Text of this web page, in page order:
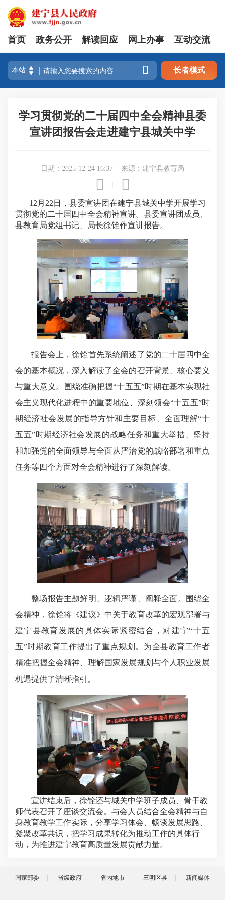
首页 政务公开 解读回应 网上办事 互动交流
 长者模式
学习贯彻党的二十届四中全会精神县委
宣讲团报告会走进建宁县城关中学
日期：2025-12-24 16:37 来源：建宁县教育局
 
12月22日，县委宣讲团在建宁县城关中学开展学习
贯彻党的二十届四中全会精神宣讲。县委宣讲团成员、
县教育局党组书记、局长徐铨作宣讲报告。
报告会上，徐铨首先系统阐述了党的二十届四中全
会的基本概况，深入解读了全会的召开背景、核心要义
与重大意义。围绕准确把握“十五五”时期在基本实现社
会主义现代化进程中的重要地位‌、深刻领会“十五五”时
期经济社会发展的指导方针和主要目标‌、‌全面理解“十
五五”时期经济社会发展的战略任务和重大举措‌、 坚持
和加强党的全面领导与全面从严治党的战略部署和重点
任务‌等四个方面对全会精神进行了深刻解读。
整场报告‌主题鲜明、逻辑严谨、阐释全面‌。围绕全
会精神，徐铨将《建议》中关于教育改革的宏观部署与
建宁县教育发展的具体实际紧密结合，对建宁“十五
五”时期教育工作提出了重点规划。为全县教育工作者
精准把握全会精神、理解国家发展规划与个人职业发展
机遇提供了清晰指引。
宣讲结束后，徐铨还与城关中学班子成员、骨干教
师代表召开了座谈交流会。与会人员结合全会精神与自
身教育教学工作实际，‌分享学习体会、畅谈发展思路、
凝聚改革共识‌，把学习成果转化为‌推动工作的具体行
动，为‌推进建宁教育高质量发展‌贡献力量。
国家部委 省级政府 省内地市 三明区县 新闻媒体